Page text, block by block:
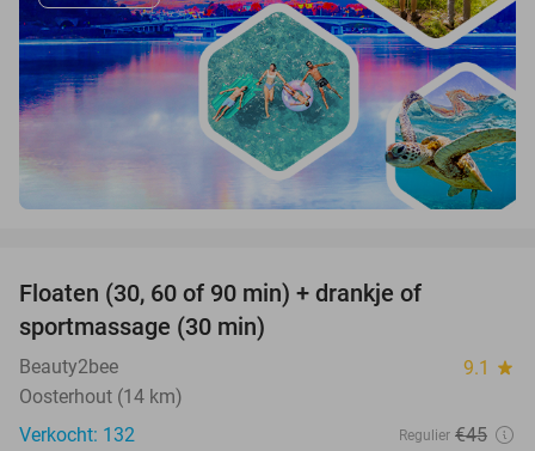
Floaten (30, 60 of 90 min) + drankje of
sportmassage (30 min)
Beauty2bee 9.1 star
Oosterhout (14 km)
Verkocht: 132
Regulier €45